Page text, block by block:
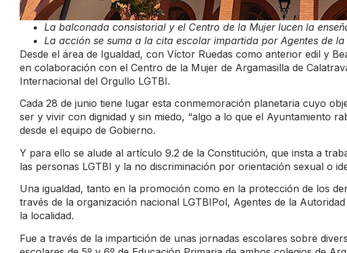
La balconada consistorial y el Centro de la Mujer lucen la
La acción se suma a la cita escolar impartida por Agentes de
Desde el área de Igualdad, con Víctor Ruedas como anterior edil y
en colaboración con el Centro de la Mujer de Argamasilla de
Internacional del Orgullo LGTBI.
Cada 28 de junio tiene lugar esta conmemoración planetaria cuyo
ser y vivir con dignidad y sin miedo, “algo a lo que el Ayuntamiento
desde el equipo de Gobierno.
Y para ello se alude al artículo 9.2 de la Constitución, que insta a
las personas LGTBI y la no discriminación por orientación sexual o
Una igualdad, tanto en la promoción como en la protección de los
través de la organización nacional LGTBIPol, Agentes de la
la localidad.
Fue a través de la impartición de unas jornadas escolares sobre